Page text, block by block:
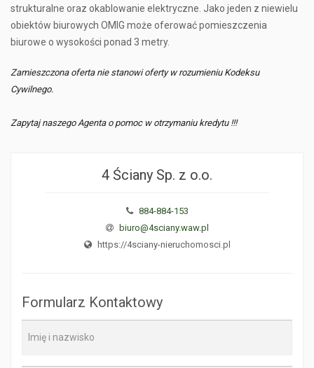
strukturalne oraz okablowanie elektryczne. Jako jeden z niewielu
obiektów biurowych OMIG może oferować pomieszczenia
biurowe o wysokości ponad 3 metry.
Zamieszczona oferta nie stanowi oferty w rozumieniu Kodeksu
Cywilnego.
Zapytaj naszego Agenta o pomoc w otrzymaniu kredytu !!!
4 Ściany Sp. z o.o.
884-884-153
biuro@4sciany.waw.pl
https://4sciany-nieruchomosci.pl
Formularz Kontaktowy